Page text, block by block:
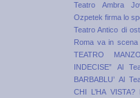
Teatro Ambra
Ozpetek firma lo
Teatro Antico di
Roma va in
TEATRO
INDECISE”
Al
BARBABLU’ Al
CHI L’HA